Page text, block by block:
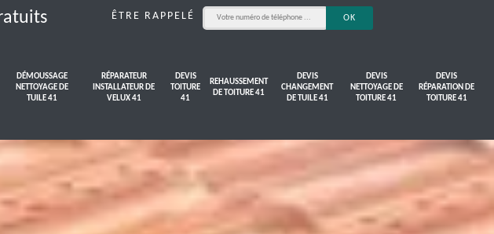
ÊTRE RAPPELÉ
DÉMOUSSAGE
NETTOYAGE DE
TUILE 41
RÉPARATEUR
INSTALLATEUR DE
VELUX 41
DEVIS
TOITURE
41
REHAUSSEMENT
DE TOITURE 41
DEVIS
CHANGEMENT
DE TUILE 41
DEVIS
NETTOYAGE DE
TOITURE 41
DEVIS
RÉPARATION DE
TOITURE 41